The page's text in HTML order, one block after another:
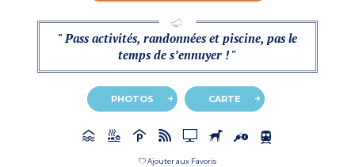
" Pass activités, randonnées et piscine, pas le
temps de s’ennuyer ! "
PHOTOS CARTE
Ajouter aux Favoris